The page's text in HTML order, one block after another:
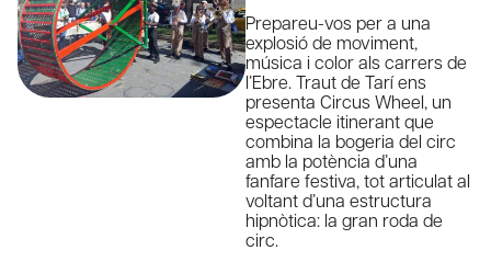
Prepareu-vos per a una
explosió de moviment,
música i color als carrers de
l’Ebre. Traut de Tarí ens
presenta Circus Wheel, un
espectacle itinerant que
combina la bogeria del circ
amb la potència d’una
fanfare festiva, tot articulat al
voltant d’una estructura
hipnòtica: la gran roda de
circ.